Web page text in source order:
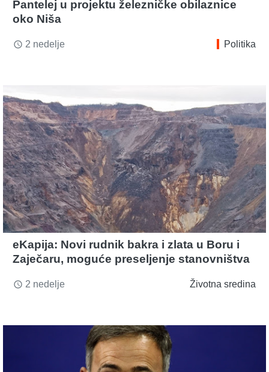
Pantelej u projektu železničke obilaznice
oko Niša
access_time 2 nedelje Politika
eKapija: Novi rudnik bakra i zlata u Boru i
Zaječaru, moguće preseljenje stanovništva
access_time 2 nedelje Životna sredina